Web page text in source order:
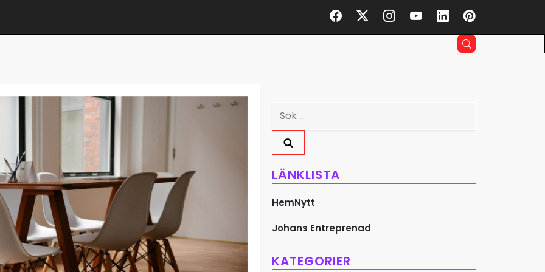
Sök
efter:
LÄNKLISTA
HemNytt
Johans Entreprenad
KATEGORIER